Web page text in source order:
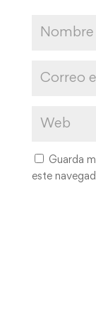
Guarda
este